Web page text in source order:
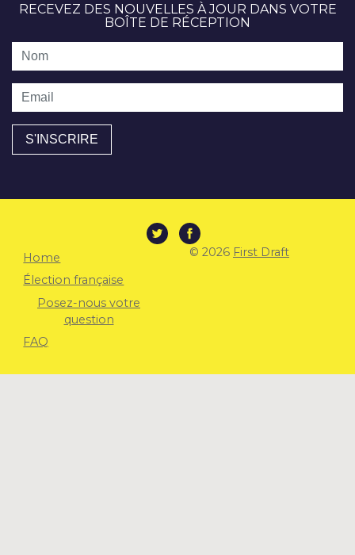
RECEVEZ DES NOUVELLES À JOUR DANS VOTRE
BOÎTE DE RÉCEPTION
Nom
Email
Home
Élection française
Posez-nous votre
question
FAQ
© 2026 First Draft